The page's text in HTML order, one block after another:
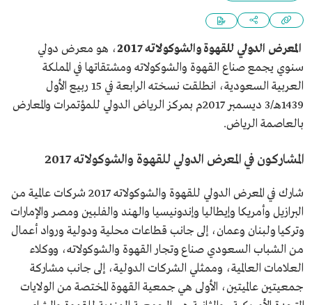
المعرض الدولي للقهوة والشوكولاته 2017
، هو معرض دولي
سنوي يجمع صناع القهوة والشوكولاته ومشتقاتها في المملكة
العربية السعودية، انطلقت نسخته الرابعة في 15 ربيع الأول
1439هـ/3 ديسمبر 2017م بمركز الرياض الدولي للمؤتمرات والمعارض
بالعاصمة الرياض.
المشاركون في المعرض الدولي للقهوة والشوكولاته 2017
شارك في المعرض الدولي للقهوة والشوكولاته 2017 شركات عالمية من
البرازيل وأمريكا وإيطاليا وإندونيسيا والهند والفلبين ومصر والإمارات
وتركيا ولبنان وعمان، إلى جانب قطاعات محلية ودولية ورواد أعمال
من الشباب السعودي صناع وتجار القهوة والشوكولاته، ووكلاء
العلامات العالمية، وممثلي الشركات الدولية، إلى جانب مشاركة
جمعيتين عالميتين، الأولى هي جمعية القهوة المختصة من الولايات